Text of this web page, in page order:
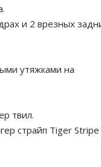
и 2 врезных
утяжками на
твил.
страйп Tiger Stripe